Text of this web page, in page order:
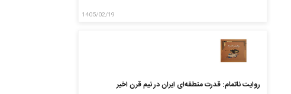
1405/02/19
روایت ناتمام: قدرت منطقه‌ای ایران در نیم قرن اخیر